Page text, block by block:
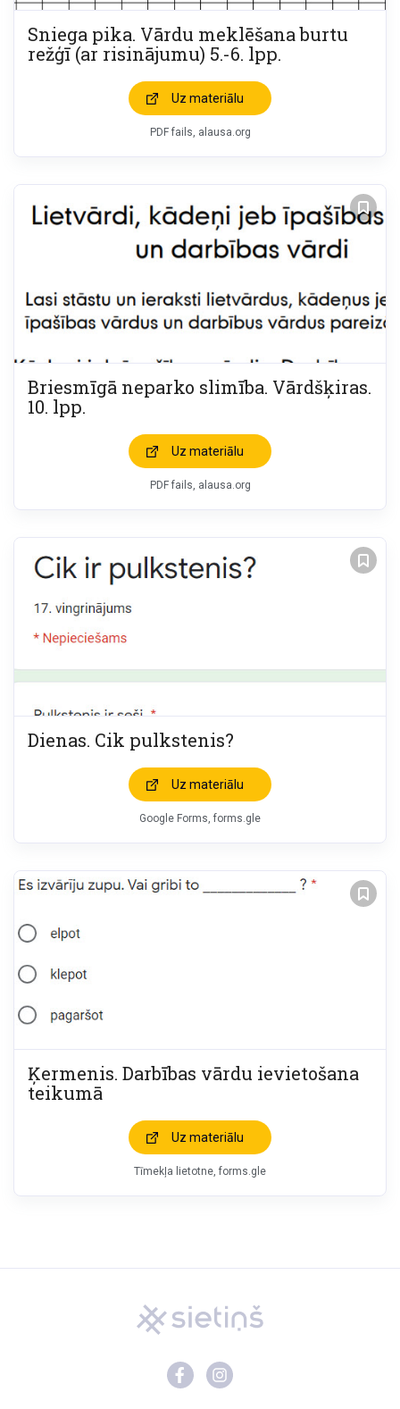
Sniega pika. Vārdu meklēšana burtu
režģī (ar risinājumu) 5.-6. lpp.
Uz materiālu
PDF fails, alausa.org
Briesmīgā neparko slimība. Vārdšķiras.
10. lpp.
Uz materiālu
PDF fails, alausa.org
Dienas. Cik pulkstenis?
Uz materiālu
Google Forms, forms.gle
Ķermenis. Darbības vārdu ievietošana
teikumā
Uz materiālu
Tīmekļa lietotne, forms.gle